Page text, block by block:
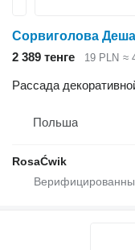
Сорвиголова
2 389 тенге
19 PLN ≈
Рассада
Польша
RosaĆwik